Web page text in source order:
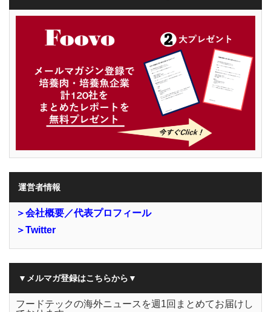
運営者情報
＞会社概要／代表プロフィール
＞Twitter
▼メルマガ登録はこちらから▼
フードテックの海外ニュースを週1回まとめてお届けし